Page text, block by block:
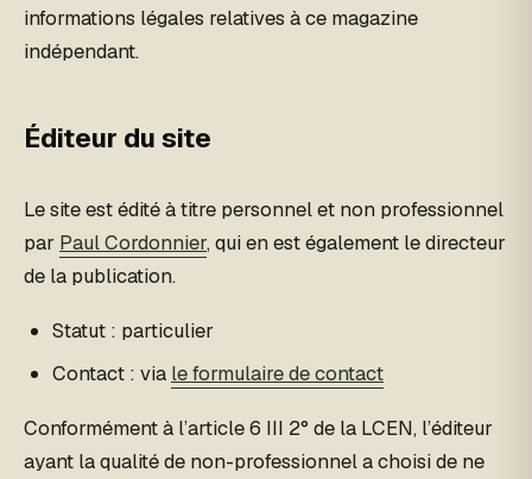
informations légales relatives à ce magazine
indépendant.
Éditeur du site
Le site est édité à titre personnel et non professionnel
par Paul Cordonnier, qui en est également le directeur
de la publication.
Statut : particulier
Contact : via le formulaire de contact
Conformément à l’article 6 III 2° de la LCEN, l’éditeur
ayant la qualité de non-professionnel a choisi de ne